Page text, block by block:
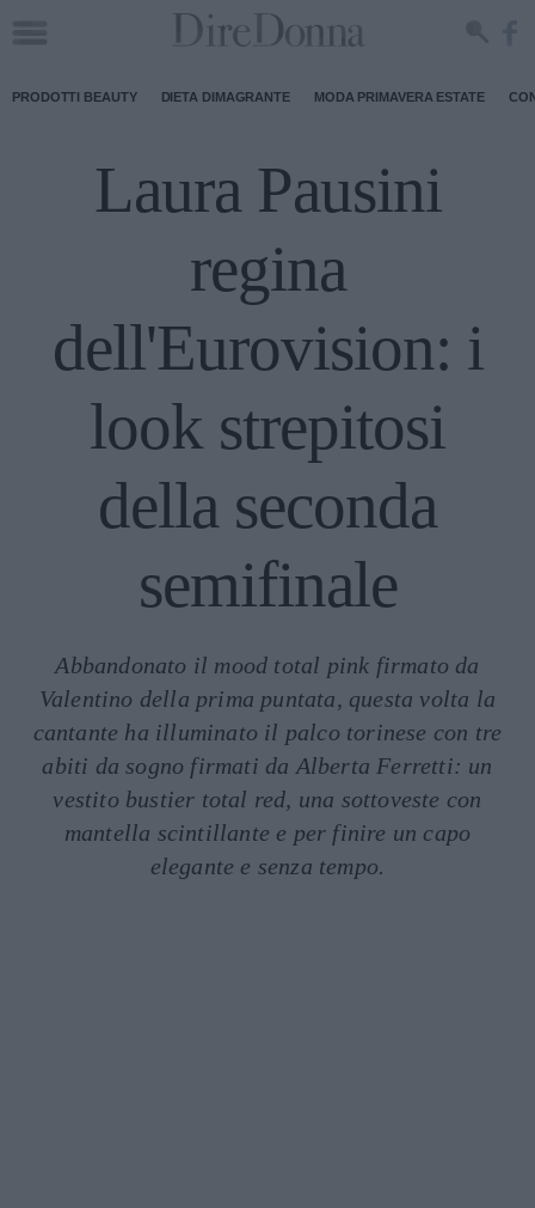
PRODOTTI BEAUTY DIETA DIMAGRANTE MODA PRIMAVERA ESTATE
Laura Pausini
regina
dell'Eurovision: i
look strepitosi
della seconda
semifinale
Abbandonato il mood total pink firmato da
Valentino della prima puntata, questa volta la
cantante ha illuminato il palco torinese con tre
abiti da sogno firmati da Alberta Ferretti: un
vestito bustier total red, una sottoveste con
mantella scintillante e per finire un capo
elegante e senza tempo.